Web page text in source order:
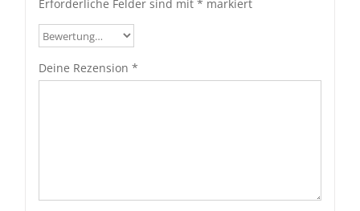
Erforderliche Felder sind mit * markiert
Deine Rezension *